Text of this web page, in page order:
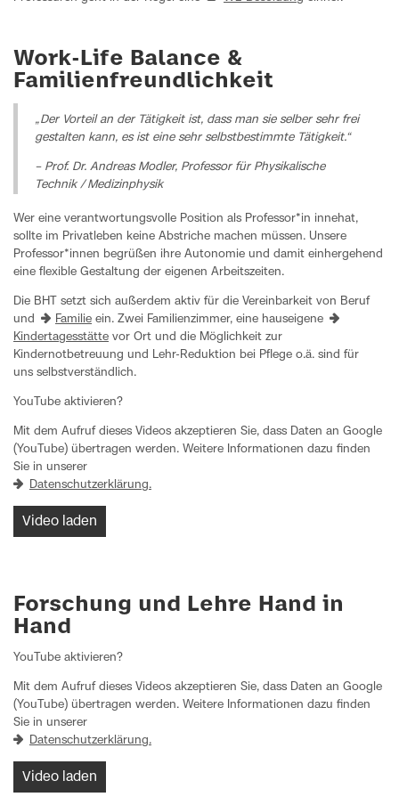
Work-Life Balance &
Familienfreundlichkeit
„Der Vorteil an der Tätigkeit ist, dass man sie selber sehr frei
gestalten kann, es ist eine sehr selbstbestimmte Tätigkeit.“
– Prof. Dr. Andreas Modler, Professor für Physikalische
Technik / Medizinphysik
Wer eine verantwortungsvolle Position als Professor*in innehat,
sollte im Privatleben keine Abstriche machen müssen. Unsere
Professor*innen begrüßen ihre Autonomie und damit einhergehend
eine flexible Gestaltung der eigenen Arbeitszeiten.
Die BHT setzt sich außerdem aktiv für die Vereinbarkeit von Beruf
und
Familie ein. Zwei Familienzimmer, eine hauseigene
Kindertagesstätte vor Ort und die Möglichkeit zur
Kindernotbetreuung und Lehr-Reduktion bei Pflege o.ä. sind für
uns selbstverständlich.
YouTube aktivieren?
Mit dem Aufruf dieses Videos akzeptieren Sie, dass Daten an Google
(YouTube) übertragen werden. Weitere Informationen dazu finden
Sie in unserer
Datenschutzerklärung.
Video laden
Forschung und Lehre Hand in
Hand
YouTube aktivieren?
Mit dem Aufruf dieses Videos akzeptieren Sie, dass Daten an Google
(YouTube) übertragen werden. Weitere Informationen dazu finden
Sie in unserer
Datenschutzerklärung.
Video laden